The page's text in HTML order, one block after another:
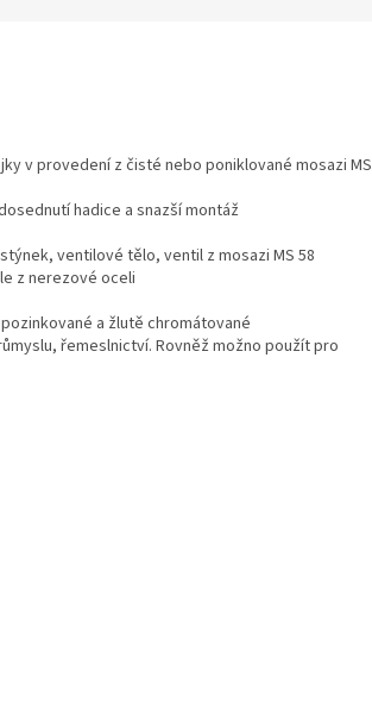
v provedení z čisté nebo poniklované mosazi MS
hadice a snazší montáž
ventilové tělo, ventil z mosazi MS 58
z nerezové oceli
a žlutě chromátované
řemeslnictví. Rovněž možno použít pro